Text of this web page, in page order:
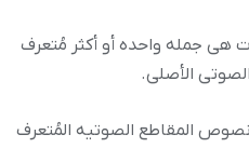
هی جمله واحده أو أکثر مُتعرف
الأصلی.
المقاطع الصوتیه المُتعرف